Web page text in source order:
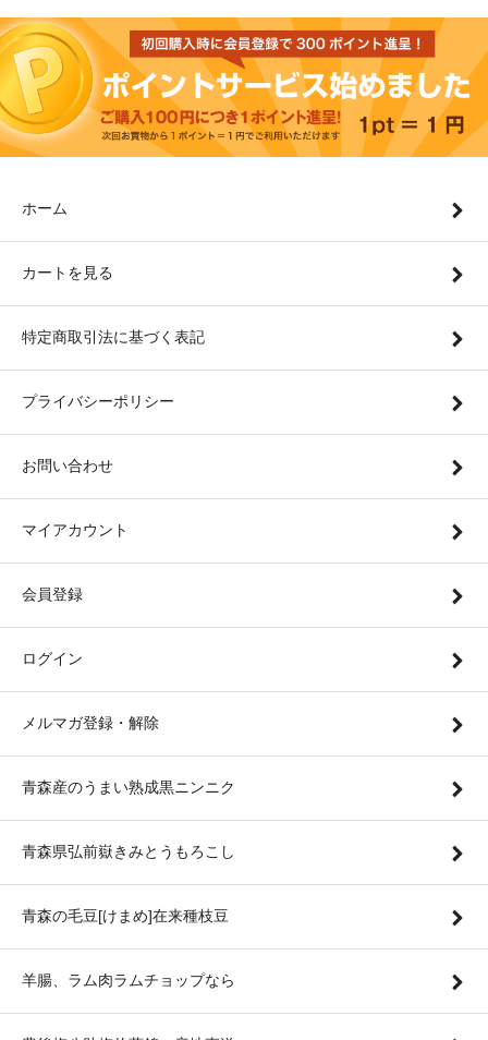
ホーム
カートを見る
特定商取引法に基づく表記
プライバシーポリシー
お問い合わせ
マイアカウント
会員登録
ログイン
メルマガ登録・解除
青森産のうまい熟成黒ニンニク
青森県弘前嶽きみとうもろこし
青森の毛豆[けまめ]在来種枝豆
羊腸、ラム肉ラムチョップなら